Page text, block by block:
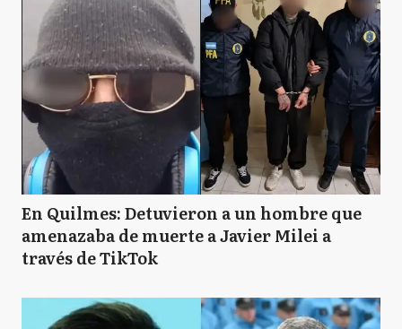
En Quilmes: Detuvieron a un hombre que
amenazaba de muerte a Javier Milei a
través de TikTok